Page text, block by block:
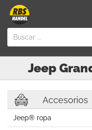
Jeep
Accesorios
Jeep® ropa